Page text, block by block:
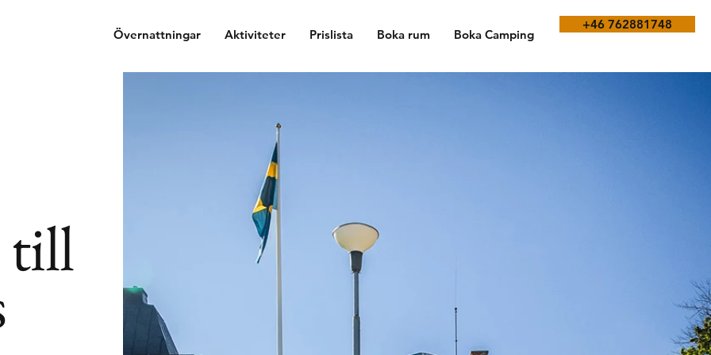
+46 762881748
Övernattningar Aktiviteter Prislista Boka rum Boka Camping
till